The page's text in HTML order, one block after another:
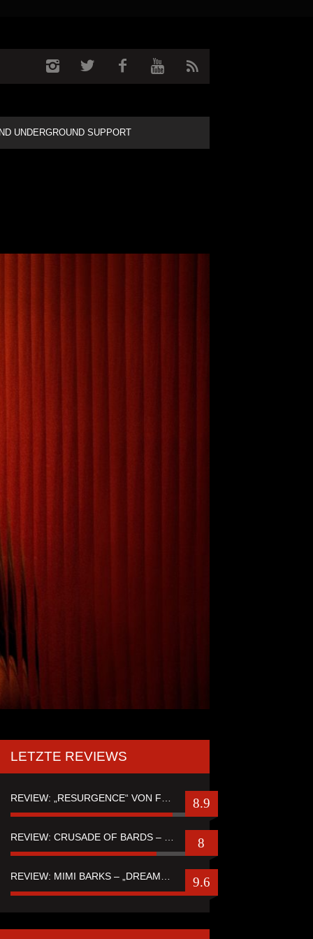
UNDERGROUND SUPPORT
LETZTE REVIEWS
8.9
8
REVIEW: MIMI BARKS – „DREAMSTATE OF FEAR“ 9.6